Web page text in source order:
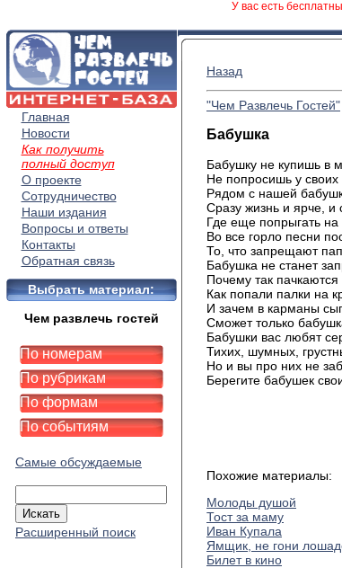
У вас есть
Главная
Новости
Как получить
полный доступ
О проекте
Сотрудничество
Наши издания
Вопросы и ответы
Контакты
Обратная связь
Выбрать материал:
Чем развлечь гостей
По номерам
По рубрикам
По формам
По событиям
Самые обсуждаемые
Расширенный поиск
Назад
"Чем Развлечь Гостей"
Бабушка
Бабушку не купишь в
Не попросишь у своих
Рядом с нашей
Сразу жизнь и ярче, и
Где еще попрыгать на
Во все горло песни
То, что запрещают
Бабушка не станет
Почему так пачкаются
Как попали палки на
И зачем в карманы
Сможет только
Бабушки вас любят
Тихих, шумных,
Но и вы про них не
Берегите бабушек
Похожие материалы:
Молоды душой
Тост за маму
Иван Купала
Ямщик, не гони
Билет в кино